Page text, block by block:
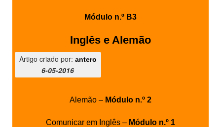
Módulo n.º B3
Inglês e Alemão
Artigo criado por: antero
6-05-2016
Alemão – Módulo n.º 2
Comunicar em Inglês – Módulo n.º 1